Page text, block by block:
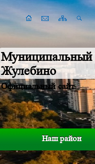
Муниципальный
Жулебино
Официальный сайт
Наш район